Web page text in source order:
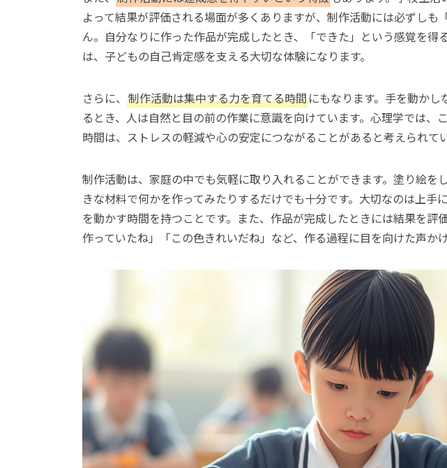
よって結果が評価される場面が多くありますが、制作活動には必ずしも
ん。自分なりに作った作品が完成したとき、「できた」という感覚を得
は、子どもの自己肯定感を支える大切な体験になります。
さらに、 制作活動は集中する力を育てる時間にもなります。手を動か
るとき、人は自然と目の前の作業に意識を向けています。心理学では、
時間は、ストレスの軽減や心の安定につながることがあると考えられてい
制作活動は、家庭の中でも気軽に取り入れることができます。塗り絵を
きな材料で何かを作ってみたりするだけでも十分です。大切なのは上手
を動かす時間を持つことです。また、作品が完成したときには結果を評
作っていたね」「この色きれいだね」など、作る過程に目を向けた声か